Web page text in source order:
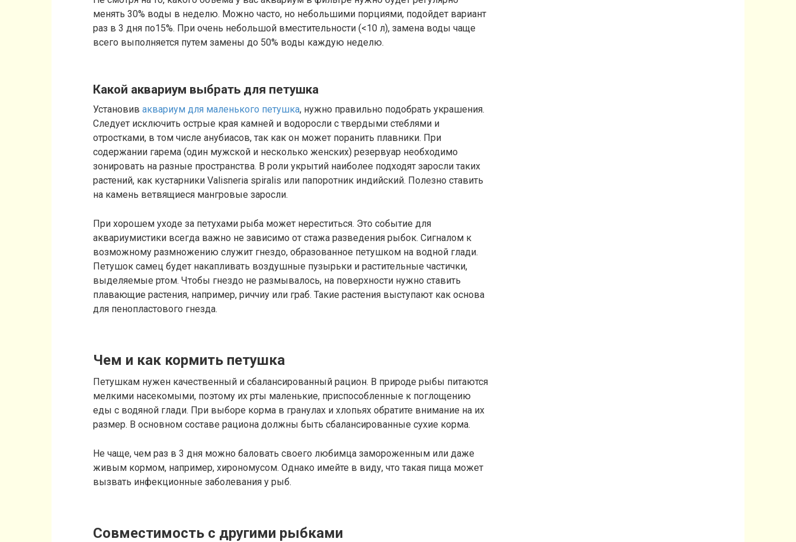
менять 30% воды в неделю. Можно часто, но небольшими порциями, подойдет вариант
раз в 3 дня по15%. При очень небольшой вместительности (<10 л), замена воды чаще
всего выполняется путем замены до 50% воды каждую неделю.
Какой аквариум выбрать для петушка
Установив аквариум для маленького петушка, нужно правильно подобрать украшения.
Следует исключить острые края камней и водоросли с твердыми стеблями и
отростками, в том числе анубиасов, так как он может поранить плавники. При
содержании гарема (один мужской и несколько женских) резервуар необходимо
зонировать на разные пространства. В роли укрытий наиболее подходят заросли таких
растений, как кустарники Valisneria spiralis или папоротник индийский. Полезно ставить
на камень ветвящиеся мангровые заросли.
При хорошем уходе за петухами рыба может нереститься. Это событие для
аквариумистики всегда важно не зависимо от стажа разведения рыбок. Сигналом к
возможному размножению служит гнездо, образованное петушком на водной глади.
Петушок самец будет накапливать воздушные пузырьки и растительные частички,
выделяемые ртом. Чтобы гнездо не размывалось, на поверхности нужно ставить
плавающие растения, например, риччиу или граб. Такие растения выступают как основа
для пенопластового гнезда.
Чем и как кормить петушка
Петушкам нужен качественный и сбалансированный рацион. В природе рыбы питаются
мелкими насекомыми, поэтому их рты маленькие, приспособленные к поглощению
еды с водяной глади. При выборе корма в гранулах и хлопьях обратите внимание на их
размер. В основном составе рациона должны быть сбалансированные сухие корма.
Не чаще, чем раз в 3 дня можно баловать своего любимца замороженным или даже
живым кормом, например, хирономусом. Однако имейте в виду, что такая пища может
вызвать инфекционные заболевания у рыб.
Совместимость с другими рыбками